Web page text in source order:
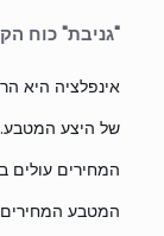
"גניבת" כוח
אינפלציה היא
של היצע
המחירים
המטבע